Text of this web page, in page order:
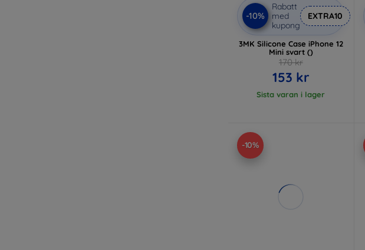
-10%
Rabatt
med
kupong
EXTRA10
3MK Silicone Case iPhone 12
Mini svart ()
170 kr
153 kr
Sista varan i lager
-10%